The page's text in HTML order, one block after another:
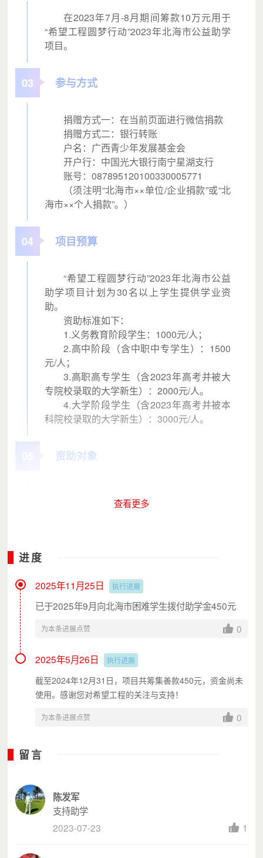
在2023年7月-8月期间筹款10万元用于
“希望工程圆梦行动”2023年北海市公益助学
项目。
03 参与方式
捐赠方式一：在当前页面进行微信捐款
捐赠方式二：银行转账
户名：广西青少年发展基金会
开户行：中国光大银行南宁星湖支行
账号：087895120100330005771
（须注明“北海市××单位/企业捐款”或“北
海市××个人捐款”。）
04 项目预算
“希望工程圆梦行动”2023年北海市公益
助学项目计划为30名以上学生提供学业资
助。
资助标准如下：
1.义务教育阶段学生：1000元/人；
2.高中阶段（含中职中专学生）：1500
元/人；
3.高职高专学生（含2023年高考并被大
专院校录取的大学新生）：2000元/人。
4.大学阶段学生（含2023年高考并被本
科院校录取的大学新生）：3000元/人。
资助对象
情况之一的优先考虑：
3.因受灾、疾病、父母丧失劳动能力等原
因而造成家庭经济特困的子女（含学生自身
残疾）；
对已获得其他慈善机构资助的学生，不
执行计划
（一）发动社会资源阶段（7月中旬）
各县（区）团委、市直有关学校开展困
难家庭学生的调查摸底工作，全面了解掌握
经济困难学生家庭情况，建立学生信息档
案，严格把关，认真审核，确保需要帮助的
查看更多
进度
2025年11月25日 执行进展
已于2025年9月向北海市困难学生拨付助学金450元
为本条进展点赞 0
2025年5月26日 执行进展
截至2024年12月31日，项目共筹集善款450元，资金尚未
使用。感谢您对希望工程的关注与支持！
为本条进展点赞 0
留言
陈发军
支持助学
2023-07-23
1